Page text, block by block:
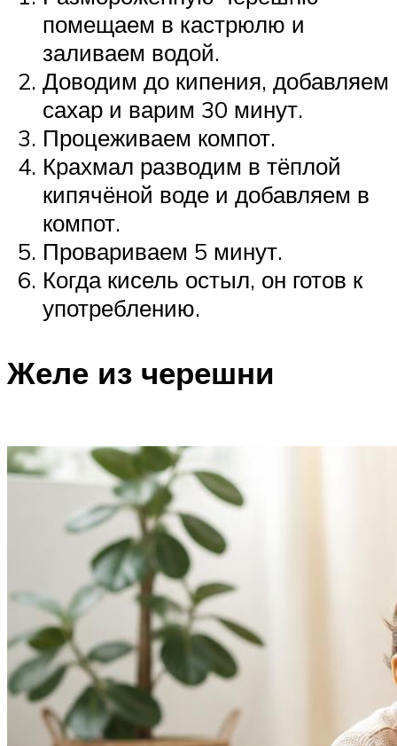
помещаем в кастрюлю и
заливаем водой.
Доводим до кипения, добавляем
сахар и варим 30 минут.
Процеживаем компот.
Крахмал разводим в тёплой
кипячёной воде и добавляем в
компот.
Провариваем 5 минут.
Когда кисель остыл, он готов к
употреблению.
Желе из черешни